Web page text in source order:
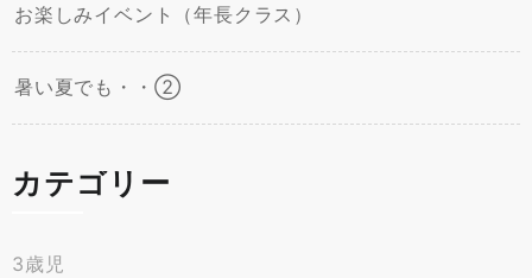
お楽しみイベント（年長クラス）
暑い夏でも・・②
カテゴリー
3歳児